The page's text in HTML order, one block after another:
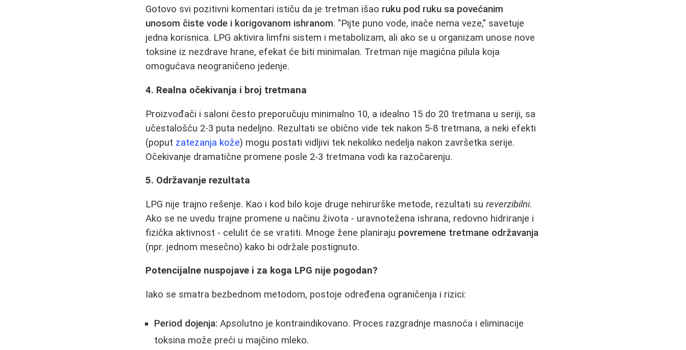
Gotovo svi pozitivni komentari ističu da je tretman išao ruku pod ruku sa povećanim
unosom čiste vode i korigovanom ishranom. "Pijte puno vode, inače nema veze," savetuje
jedna korisnica. LPG aktivira limfni sistem i metabolizam, ali ako se u organizam unose nove
toksine iz nezdrave hrane, efekat će biti minimalan. Tretman nije magična pilula koja
omogućava neograničeno jedenje.
4. Realna očekivanja i broj tretmana
Proizvođači i saloni često preporučuju minimalno 10, a idealno 15 do 20 tretmana u seriji, sa
učestalošću 2-3 puta nedeljno. Rezultati se obično vide tek nakon 5-8 tretmana, a neki efekti
(poput zatezanja kože) mogu postati vidljivi tek nekoliko nedelja nakon završetka serije.
Očekivanje dramatične promene posle 2-3 tretmana vodi ka razočarenju.
5. Održavanje rezultata
LPG nije trajno rešenje. Kao i kod bilo koje druge nehirurške metode, rezultati sureverzibilni.
Ako se ne uvedu trajne promene u načinu života - uravnotežena ishrana, redovno hidriranje i
fizička aktivnost - celulit će se vratiti. Mnoge žene planiraju povremene tretmane održavanja
(npr. jednom mesečno) kako bi održale postignuto.
Potencijalne nuspojave i za koga LPG nije pogodan?
Iako se smatra bezbednom metodom, postoje određena ograničenja i rizici:
Period dojenja: Apsolutno je kontraindikovano. Proces razgradnje masnoća i eliminacije
toksina može preći u majčino mleko.